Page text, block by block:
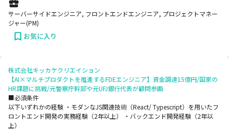
サーバーサイドエンジニア, フロントエンドエンジニア, プロジェクトマネー
ジャー(PM)
お気に入り
株式会社キッカケクリエイション
【AI×マルチプロダクトを推進するFDEエンジニア】資金調達15億円/国家の
HR課題に挑戦/元警察庁幹部や元UFJ銀行代表が顧問参画
■必須条件
以下いずれかの経験 ・モダンなJS関連技術（React/ Typescript）を用いたフ
ロントエンド開発の実務経験（2年以上） ・バックエンド開発経験（2年以
上）